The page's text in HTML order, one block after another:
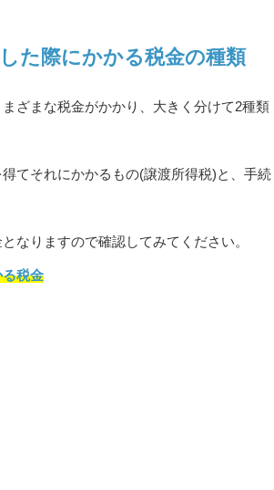
た際にかかる税金の種類
ざまな税金がかかり、大きく分けて2種類
てそれにかかるもの(譲渡所得税)と、手続
なりますので確認してみてください。
税金